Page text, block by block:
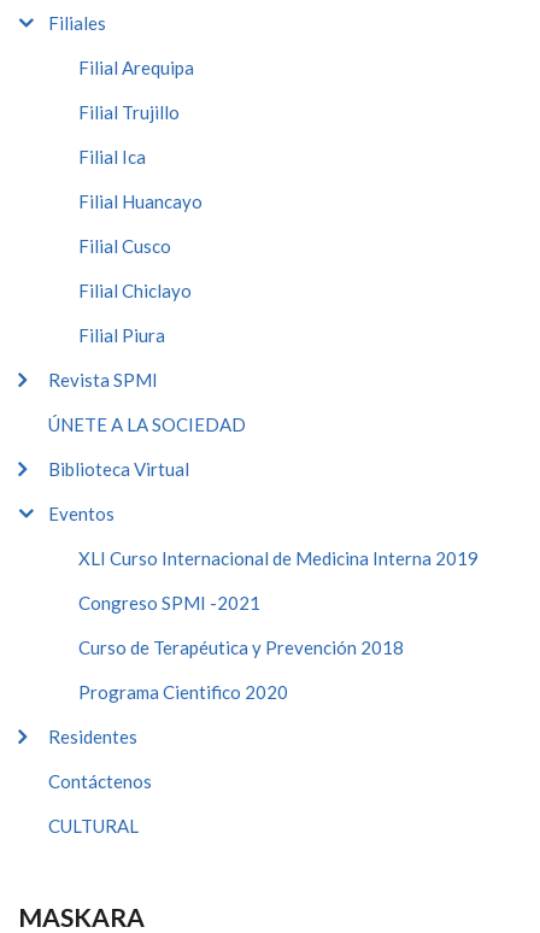
Filiales
Filial Arequipa
Filial Trujillo
Filial Ica
Filial Huancayo
Filial Cusco
Filial Chiclayo
Filial Piura
Revista SPMI
ÚNETE A LA SOCIEDAD
Biblioteca Virtual
Eventos
XLI Curso Internacional de Medicina Interna 2019
Congreso SPMI -2021
Curso de Terapéutica y Prevención 2018
Programa Cientifico 2020
Residentes
Contáctenos
CULTURAL
MASKARA